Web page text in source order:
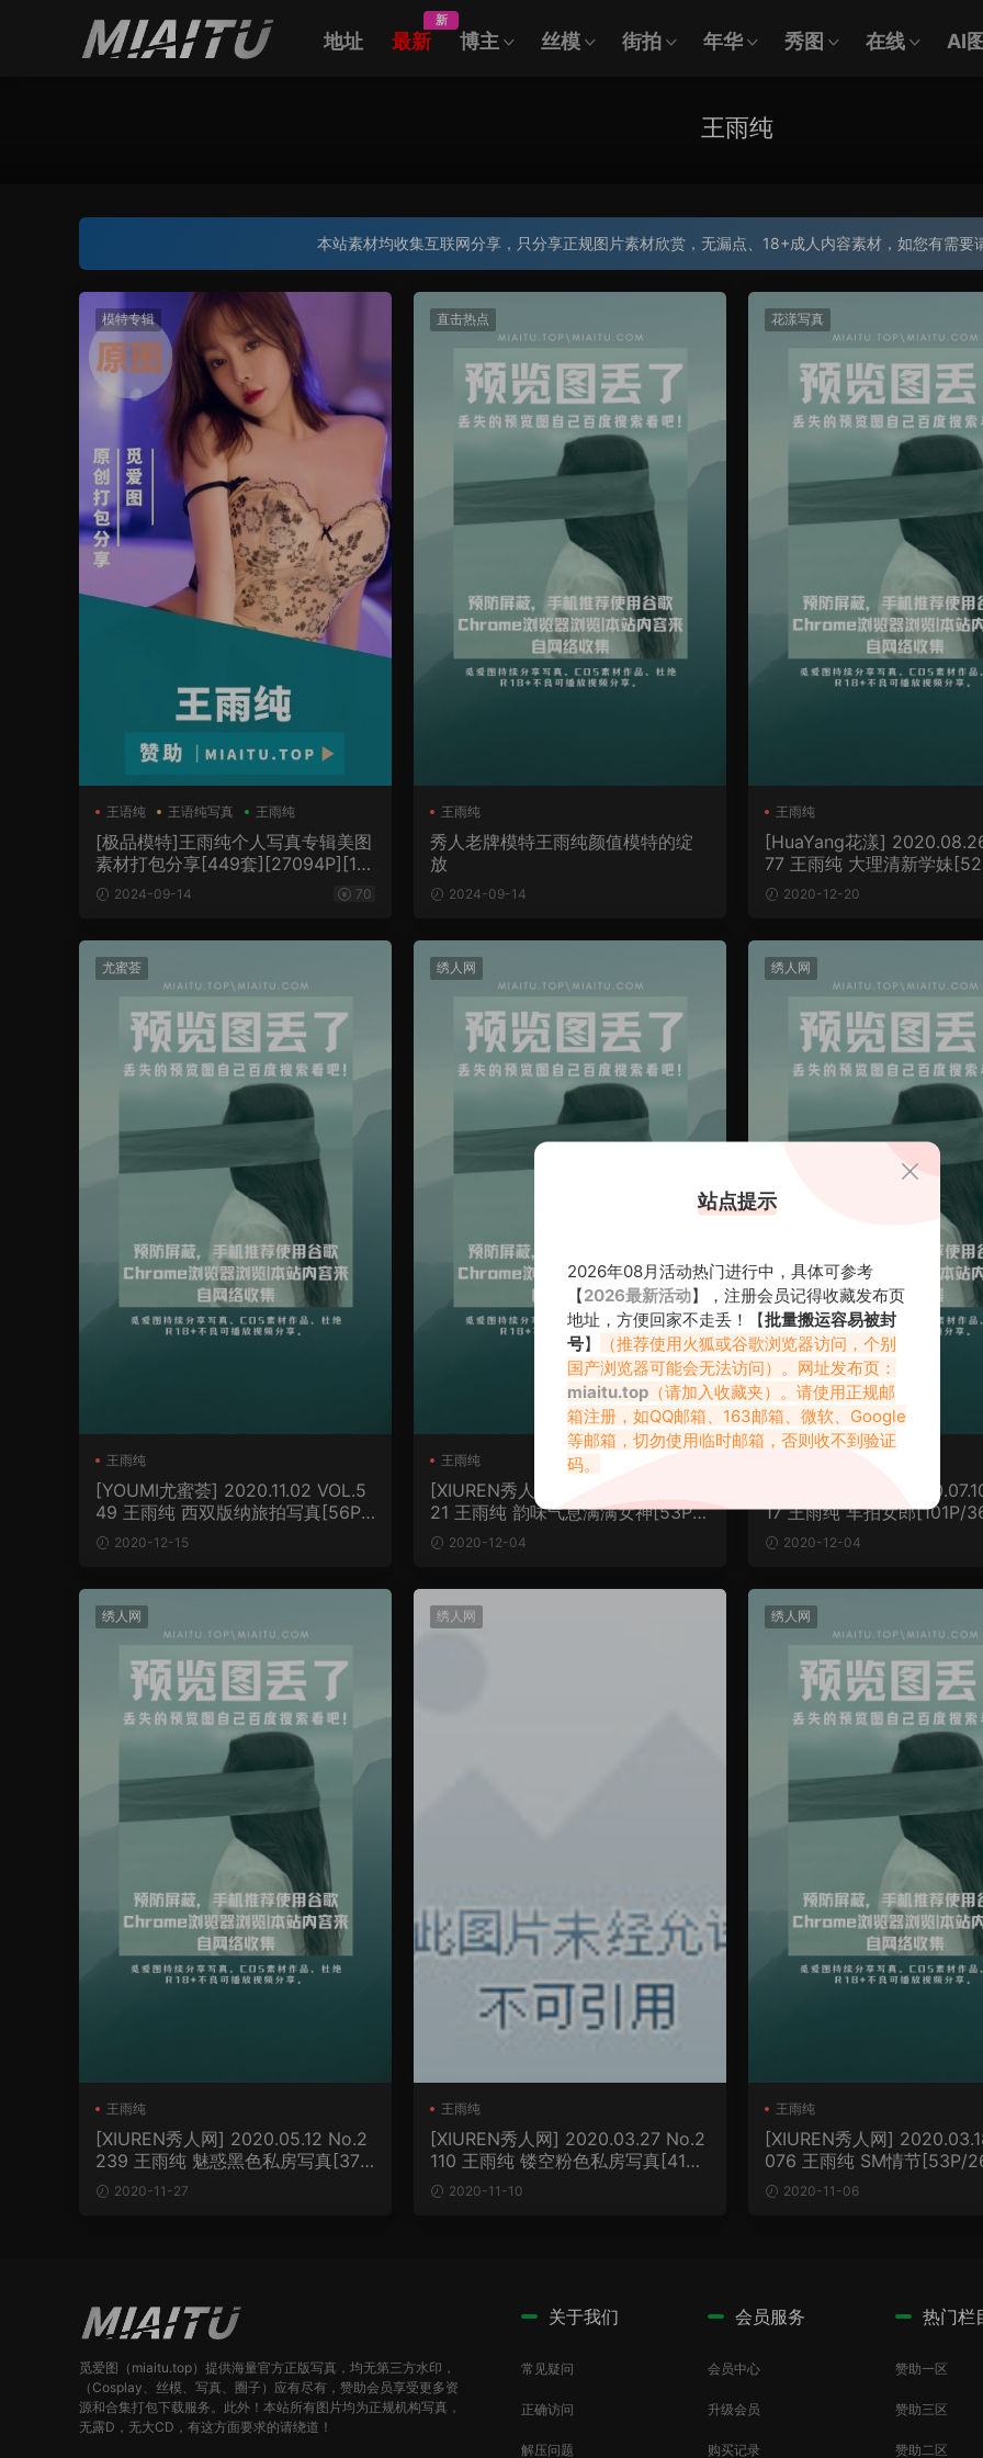
地址 最新
新
博主 丝模 街拍 年华 秀图 在线 AI
王雨纯
本站素材均收集互联网分享，只分享正规图片素材欣赏，无漏点、18+成人内容素材，如您有需要
模特专辑
王语纯 王语纯写真 王雨纯
[极品模特]王雨纯个人写真专辑美图
素材打包分享[449套][27094P][19
6.29G]
2024-09-14 70
直击热点
王雨纯
秀人老牌模特王雨纯颜值模特的绽
放
2024-09-14
花漾写真
王雨纯
[HuaYang花漾]
77 王雨纯 大理清新学妹
MB]2020-12-20
尤蜜荟
王雨纯
[YOUMI尤蜜荟] 2020.11.02 VOL.5
49 王雨纯 西双版纳旅拍写真[56P/
506MB]
2020-12-15
绣人网
王雨纯
[XIUREN秀人网] 2020.07.13 No.23
21 王雨纯 韵味气息满满女神[53P/8
6MB]2020-12-04
绣人网
[XIUREN秀人网]
17 王雨纯 车拍女郎[101P/
2020-12-04
绣人网
王雨纯
[XIUREN秀人网] 2020.05.12 No.2
239 王雨纯 魅惑黑色私房写真[37
P/169MB]
2020-11-27
绣人网
王雨纯
[XIUREN秀人网] 2020.03.27 No.2
110 王雨纯 镂空粉色私房写真[41P/
236MB]
2020-11-10
绣人网
王雨纯
[XIUREN秀人网]
076 王雨纯 SM情节[53P/
2020-11-06
觅爱图（miaitu.top）提供海量官方正版写真，均无第三方水印，
（Cosplay、丝模、写真、圈子）应有尽有，赞助会员享受更多资
源和合集打包下载服务。此外！本站所有图片均为正规机构写真，
无露D，无大CD，有这方面要求的请绕道！
关于我们
常见疑问
正确访问
解压问题
会员服务
会员中心
升级会员
购买记录
热门栏
赞助一区
赞助三区
赞助二区
站点提示
2026年08月活动热门进行中，具体可参考
【2026最新活动】，注册会员记得收藏发布页
地址，方便回家不走丢！【批量搬运容易被封
号】
（推荐使用火狐或谷歌浏览器访问，个别
国产浏览器可能会无法访问）。网址发布页：
miaitu.top （请加入收藏夹）。请使用正规邮
箱注册，如QQ邮箱、163邮箱、微软、Google
等邮箱，切勿使用临时邮箱，否则收不到验证
码。